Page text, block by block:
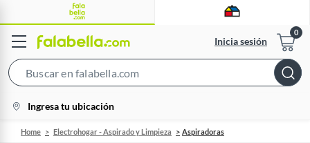
Inicia sesión
Bar
location-
icon
Ingresa tu ubicación
Home Electrohogar - Aspirado y Limpieza Aspiradoras